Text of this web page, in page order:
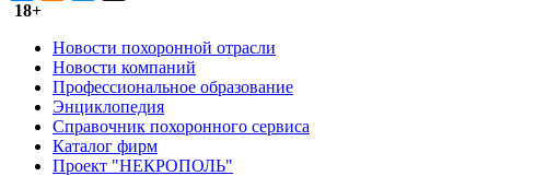
18+
Новости похоронной отрасли
Новости компаний
Профессиональное образование
Энциклопедия
Справочник похоронного сервиса
Каталог фирм
Проект "НЕКРОПОЛЬ"